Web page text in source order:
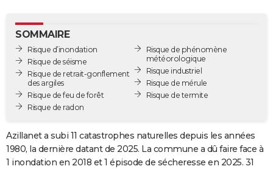
GUIDES D'ACHAT
BONS PLANS
CARTE DE VOEUX
Carte de Noël
Carte Bonne année
Carte Saint-Valentin
Carte Pâques
Carte d'anniversaire
DICTIONNAIRE
Dictionnaire
Biographies
Citations
Expressions
Proverbes
PROGRAMME TV
COPAINS D'AVANT
SOMMAIRE
Risque d’inondation
Risque de séisme
Risque de retrait-gonflement
des argiles
Risque de feu de forêt
Risque de radon
Risque de phénomène
météorologique
Risque industriel
Risque de mérule
Risque de termite
Azillanet a subi 11 catastrophes naturelles depuis les années
1980, la dernière datant de 2025. La commune a dû faire face à
1 inondation en 2018 et 1 épisode de sécheresse en 2025. 31